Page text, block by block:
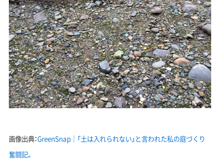
画像出典：GreenSnap｜「土は入れられない」と言われた私の庭づくり
奮闘記。